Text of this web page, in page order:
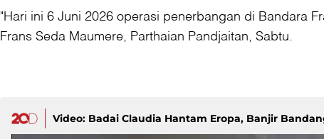
"Hari ini 6 Juni 2026 operasi penerbangan di Bandara
Frans Seda Maumere, Parthaian Pandjaitan, Sabtu.
Video: Badai Claudia Hantam Eropa, Banjir